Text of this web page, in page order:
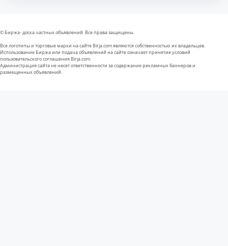
© Биржа- доска частных объявлений. Все права защищены.
Все логотипы и торговые марки на сайте Birja.com являются собственностью их владельцев.
Использование Биржа или подача объявлений на сайте означает принятие условий
пользовательского соглашения Birja.com.
Администрация сайта не несет ответственности за содержание рекламных баннеров и
размещенных объявлений.